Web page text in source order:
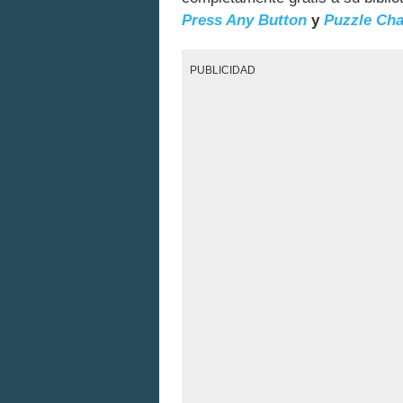
Press Any Button y Puzzle
PUBLICIDAD